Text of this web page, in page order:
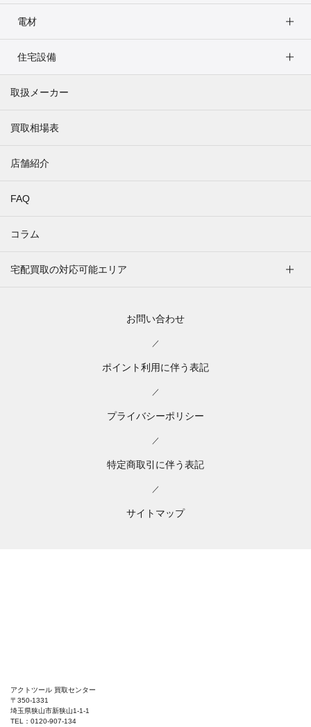
電材
住宅設備
取扱メーカー
買取相場表
店舗紹介
FAQ
コラム
宅配買取の対応可能エリア
お問い合わせ
／
ポイント利用に伴う表記
／
プライバシーポリシー
／
特定商取引に伴う表記
／
サイトマップ
アクトツール 買取センター
〒350-1331
埼玉県狭山市新狭山1-1-1
TEL：0120-907-134